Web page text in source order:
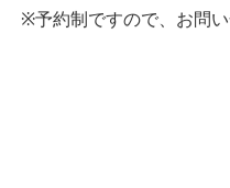
※予約制ですので、お問い